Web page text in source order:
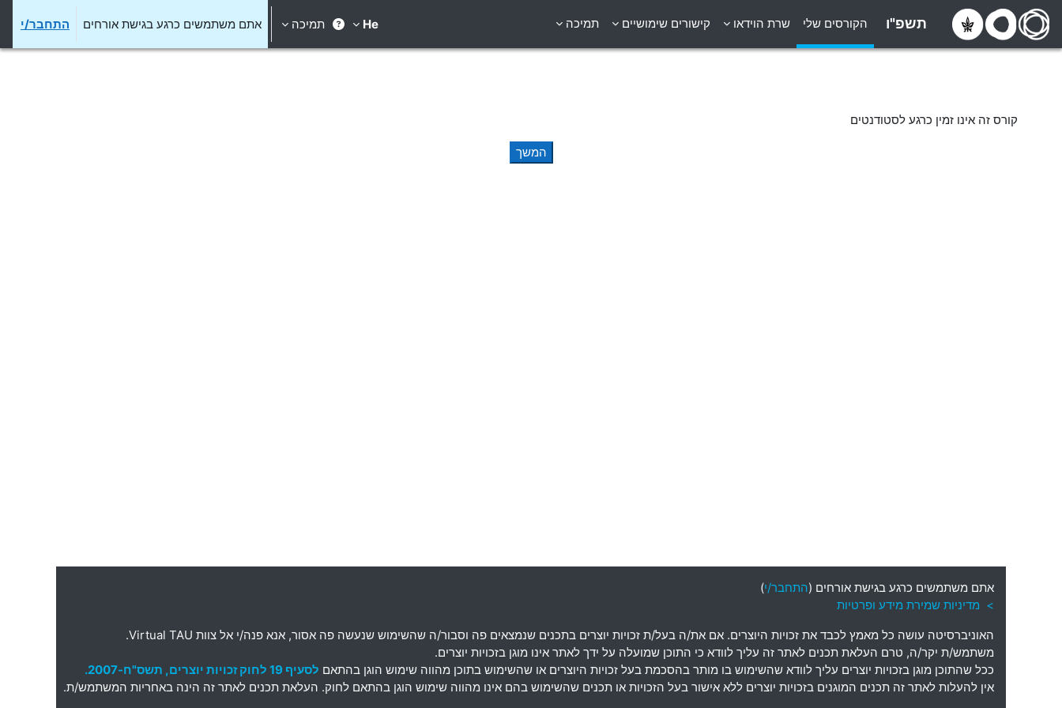
דילוג לתוכן הראשי
תשפ"ו הקורסים שלי שרת הוידאו קישורים שימושיים תמיכה He תמיכה אתם משתמשים כרגע בגישת אורחים התחבר/י
קורס זה אינו זמין כרגע לסטודנטים
המשך
אתם משתמשים כרגע בגישת אורחים (התחבר/י)
> מדיניות שמירת מידע ופרטיות
האוניברסיטה עושה כל מאמץ לכבד את זכויות היוצרים. אם את/ה בעל/ת זכויות יוצרים בתכנים שנמצאים פה וסבור/ה שהשימוש שנעשה פה אסור, אנא פנה/י אל צוות Virtual TAU.
משתמש/ת יקר/ה, טרם העלאת תכנים לאתר זה עליך לוודא כי התוכן שמועלה על ידך לאתר אינו מוגן בזכויות יוצרים.
ככל שהתוכן מוגן בזכויות יוצרים עליך לוודא שהשימוש בו מותר בהסכמת בעל זכויות היוצרים או שהשימוש בתוכן מהווה שימוש הוגן בהתאם לסעיף 19 לחוק זכויות יוצרים, תשס"ח-2007.
אין להעלות לאתר זה תכנים המוגנים בזכויות יוצרים ללא אישור בעל הזכויות או תכנים שהשימוש בהם אינו מהווה שימוש הוגן בהתאם לחוק. העלאת תכנים לאתר זה הינה באחריות המשתמש/ת.